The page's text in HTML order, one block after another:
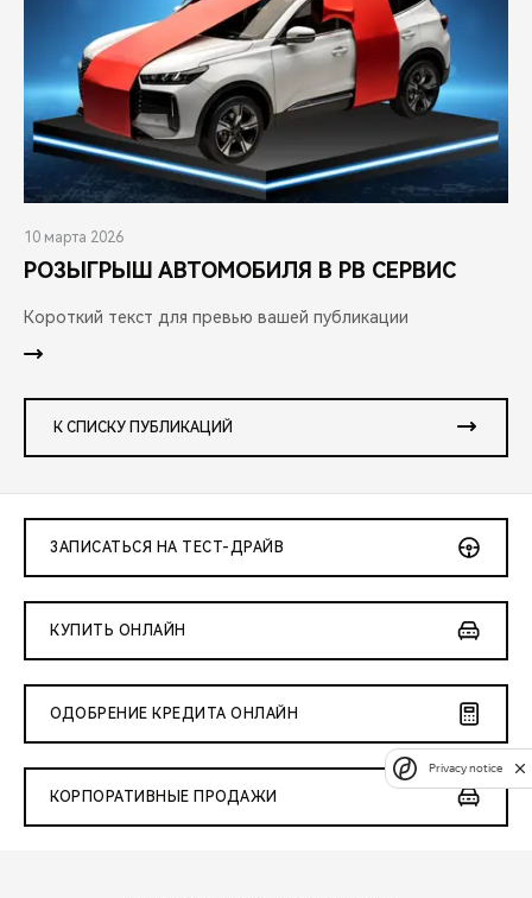
10 марта 2026
РОЗЫГРЫШ АВТОМОБИЛЯ В РВ СЕРВИС
Короткий текст для превью вашей публикации
К СПИСКУ ПУБЛИКАЦИЙ
ЗАПИСАТЬСЯ НА ТЕСТ-ДРАЙВ
КУПИТЬ ОНЛАЙН
ОДОБРЕНИЕ КРЕДИТА ОНЛАЙН
КОРПОРАТИВНЫЕ ПРОДАЖИ
Privacy notice